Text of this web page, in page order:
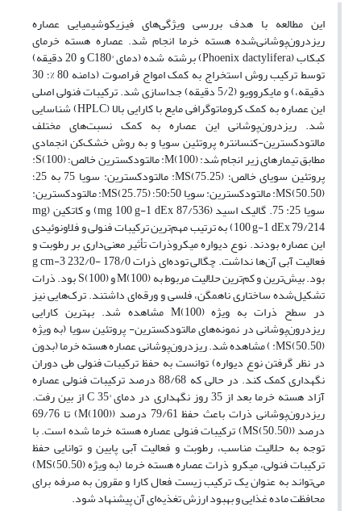
این مطالعه با هدف بررسی ویژگی‌های فیزیکوشیمیایی عصاره
ریزدرون‌پوشانی‌شده هسته خرما انجام شد. عصاره هسته خرمای
کبکاب (Phoenix dactylifera) برشته شده (دمای °C180 و 20 دقیقه)
توسط ترکیب روش استخراج به کمک امواج فراصوت (دامنه 80 %؛ 30
دقیقه،) و مایکروویو (5/2 دقیقه) جداسازی شد. ترکیبات فنولی اصلی
این عصاره به کمک کروماتوگرافی مایع با کارایی بالا (HPLC) شناسایی
شد. ریزدرون‌پوشانی این عصاره به کمک نسبت‌های مختلف
مالتودکسترین-کنسانتره پروتئین سویا و به روش خشک‌کن انجمادی
مطابق تیمارهای زیر انجام شد: M(100): مالتودکسترین خالص؛ S(100):
پروتئین سویای خالص؛ MS(75.25): مالتودکسترین: سویا 75 به 25؛
MS(50.50): مالتودکسترین: سویا 50:50؛ MS(25.75): مالتودکسترین:
سویا 25: 75. گالیک اسید (mg 100 g-1 dEx 87/536) و کاتکین (mg
100 g-1 dEx 79/214) به ترتیب مهم‌ترین ترکیبات فنولی و فلاونوئیدی
این عصاره بودند. نوع دیواره میکروذرات تأثیر معنی‌داری بر رطوبت و
فعالیت آبی آن‌ها نداشت. چگالی توده‌ای ذرات g cm-3 232/0- 178/0
بود. بیش‌ترین و کم‌ترین حلالیت مربوط به M(100) و S(100) بود. ذرات
تشکیل‌شده ساختاری ناهمگن، فلسی و ورقه‌ای‌ داشتند. ترک‌هایی نیز
در سطح ذرات به ویژه M(100) مشاهده شد. بهترین کارایی
ریزدرون‌پوشانی در نمونه‌های مالتودکسترین- پروتئین سویا (به ویژه
MS(50.50): ) مشاهده شد. ریزدرون‌پوشانی عصاره هسته خرما (بدون
در نظر گرفتن نوع دیواره) توانست به حفظ ترکیبات فنولی طی دوران
نگهداری کمک کند. در حالی که 88/68 درصد ترکیبات فنولی عصاره
آزاد هسته خرما بعد از 35 روز نگهداری در دمای °C 35 از بین رفت.
ریزدرون‌پوشانی ذرات باعث حفظ 79/61 درصد (M(100)) تا 69/76
درصد (MS(50.50)) ترکیبات فنولی عصاره هسته خرما شده است. با
توجه به حلالیت مناسب، رطوبت و فعالیت آبی پایین و توانایی حفظ
ترکیبات فنولی، میکرو ذرات عصاره هسته خرما (به ویژه MS(50.50))
می‌تواند به عنوان یک ترکیب زیست فعال کارا و مقرون به صرفه برای
محافظت ماده غذایی و بهبود ارزش تغذیه‌ای آن پیشنهاد شود.